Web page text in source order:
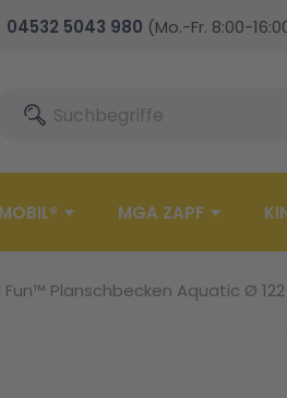
04532 5043 980 (Mo.-Fr. 8:00-
SucheSuche
MGA ZAPF
Fun™ Planschbecken Aquatic Ø